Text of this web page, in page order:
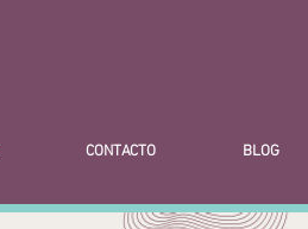
CONTACTO BLOG